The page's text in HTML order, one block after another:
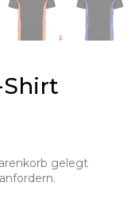
gelegt